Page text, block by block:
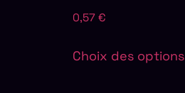
0,57 €
Choix des options